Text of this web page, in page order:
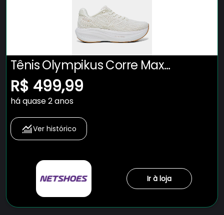
Tênis Olympikus Corre Max
Masculino
R$ 499,99
há quase 2 anos
Ver histórico
Ir à loja